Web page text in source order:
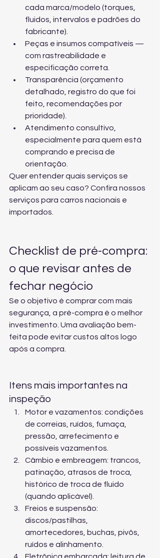
cada marca/modelo (torques,
fluidos, intervalos e padrões do
fabricante).
Peças e insumos compatíveis —
com rastreabilidade e
especificação correta.
Transparência (orçamento
detalhado, registro do que foi
feito, recomendações por
prioridade).
Atendimento consultivo,
especialmente para quem está
comprando e precisa de
orientação.
Quer entender quais serviços se
aplicam ao seu caso? Confira nossos
serviços para carros nacionais e
importados
Checklist de pré-compra:
o que revisar antes de
fechar negócio
Se o objetivo é comprar com mais
segurança, a pré-compra é o melhor
investimento. Uma avaliação bem-
feita pode evitar custos altos logo
após a compra.
Itens mais importantes na
inspeção
Motor e vazamentos: condições
de correias, ruídos, fumaça,
pressão, arrefecimento e
possíveis vazamentos.
Câmbio e embreagem: trancos,
patinação, atrasos de troca,
histórico de troca de fluido
(quando aplicável).
Freios e suspensão:
discos/pastilhas,
amortecedores, buchas, pivôs,
ruídos e alinhamento.